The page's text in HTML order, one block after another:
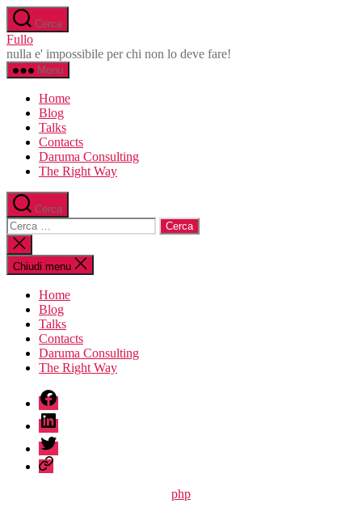
Salta
al
contenuto
Cerca
Fullo
nulla e' impossibile per chi non lo deve fare!
Menu
Home
Blog
Talks
Contacts
Daruma Consulting
The Right Way
Cerca
Cerca:
Chiudi
la
ricerca
Chiudi menu
Home
Blog
Talks
Contacts
Daruma Consulting
The Right Way
fb
linkedin
twitter
sessionize
Categorie
php